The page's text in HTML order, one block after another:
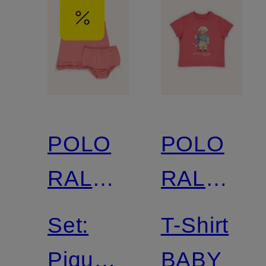
POLO
RALPH
LAUREN
Set:
Piqué-
POLO
RALPH
LAUREN
T-Shirt
BABY